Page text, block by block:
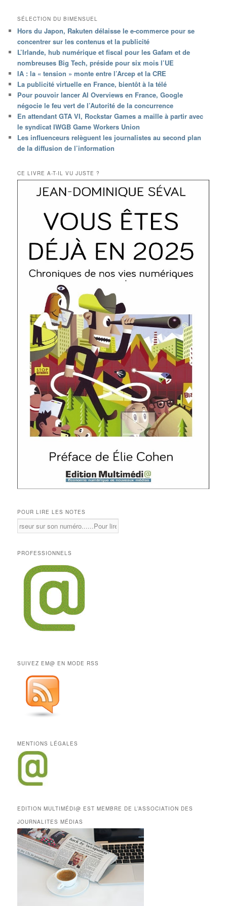
SÉLECTION DU BIMENSUEL
Hors du Japon, Rakuten délaisse le e-commerce pour se
concentrer sur les contenus et la publicité
L’Irlande, hub numérique et fiscal pour les Gafam et de
nombreuses Big Tech, préside pour six mois l’UE
IA : la « tension » monte entre l’Arcep et la CRE
La publicité virtuelle en France, bientôt à la télé
Pour pouvoir lancer AI Overviews en France, Google
négocie le feu vert de l’Autorité de la concurrence
En attendant GTA VI, Rockstar Games a maille à partir avec
le syndicat IWGB Game Workers Union
Les influenceurs relèguent les journalistes au second plan
de la diffusion de l’information
CE LIVRE A-T-IL VU JUSTE ?
POUR LIRE LES NOTES
PROFESSIONNELS
SUIVEZ EM@ EN MODE RSS
MENTIONS LÉGALES
EDITION MULTIMÉDI@ EST MEMBRE DE L’ASSOCIATION DES
JOURNALITES MÉDIAS